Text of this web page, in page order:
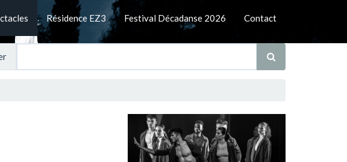
Résidence EZ3 Festival Décadanse 2026 Contact